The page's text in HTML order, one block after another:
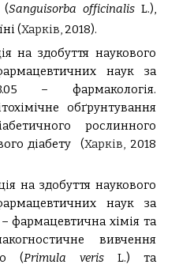
(Sanguisоrba оfficinalisL.),
(Харків, 2018).
на здобуття наукового
наук за
– фармакологія.
обґрунтування
рослинного
діабету (Харків, 2018
на здобуття наукового
наук за
фармацевтична хімія та
вивчення
(Primula veris L.) та